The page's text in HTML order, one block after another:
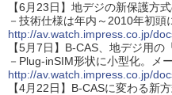
【6月23日】地デジの新保護方
－技術仕様は年内～2010年初頭
http://av.watch.impress.co.jp/
【5月7日】B-CAS、地デジ用
－Plug-inSIM形状に小型化。メ
http://av.watch.impress.co.jp/
【4月22日】B-CASに変わる新